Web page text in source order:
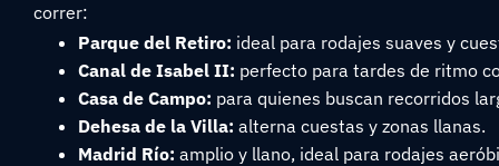
correr:
Parque del Retiro: ideal para rodajes suaves y
Canal de Isabel II: perfecto para tardes de ritmo
Casa de Campo: para quienes buscan recorridos
Dehesa de la Villa: alterna cuestas y zonas llanas.
Madrid Río: amplio y llano, ideal para rodajes